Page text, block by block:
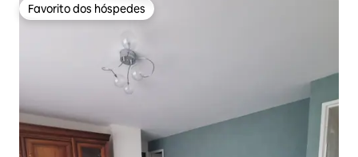
Favorito dos hóspedes
Favorito dos hóspedes